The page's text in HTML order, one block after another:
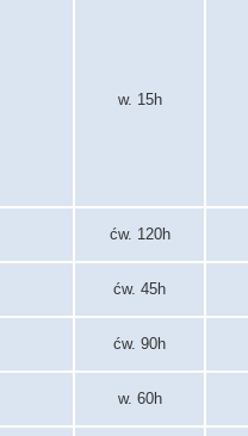
w. 15h
ćw. 120h
ćw. 45h
ćw. 90h
w. 60h